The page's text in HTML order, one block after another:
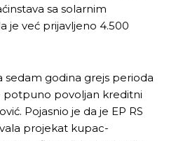
sa solarnim
je već prijavljeno 4.500
sedam godina grejs perioda
potpuno povoljan kreditni
Pojasnio je da je EP RS
projekat kupac-